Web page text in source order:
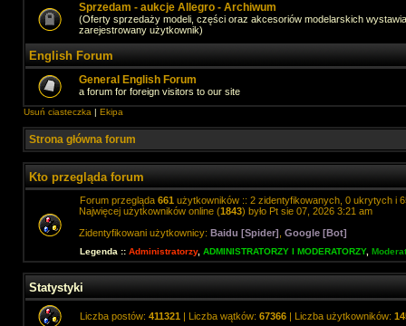
Sprzedam - aukcje Allegro - Archiwum
(Oferty sprzedaży modeli, części oraz akcesoriów modelarskich
zarejestrowany użytkownik)
English Forum
General English Forum
a forum for foreign visitors to our site
Usuń ciasteczka | Ekipa
Strona główna forum
Kto przegląda forum
Forum przegląda 661 użytkowników :: 2 zidentyfikowanych, 0 ukrytych i
Najwięcej użytkowników online (1843) było Pt sie 07, 2026 3:21 am
Zidentyfikowani użytkownicy: Baidu [Spider] Google [Bot]
Legenda :: Administratorzy, ADMINISTRATORZY I MODERATORZY,
Statystyki
Liczba postów: 411321 | Liczba wątków: 67366 | Liczba użytkowników: